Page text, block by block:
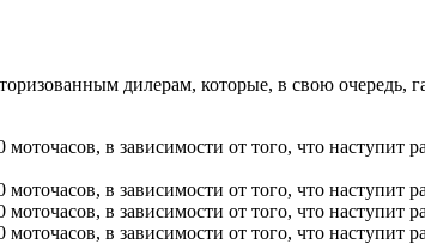
дилерам, которые, в свою
в зависимости от того, что наступит
в зависимости от того, что наступит
в зависимости от того, что наступит
в зависимости от того, что наступит